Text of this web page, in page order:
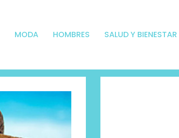
MODA HOMBRES SALUD Y BIENESTAR